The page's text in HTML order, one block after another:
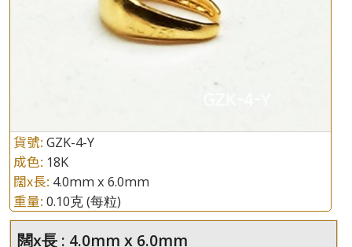
貨號: GZK-4-Y
成色: 18K
闊x長: 4.0mm x 6.0mm
重量: 0.10克(每粒)
闊x長 : 4.0mm x 6.0mm